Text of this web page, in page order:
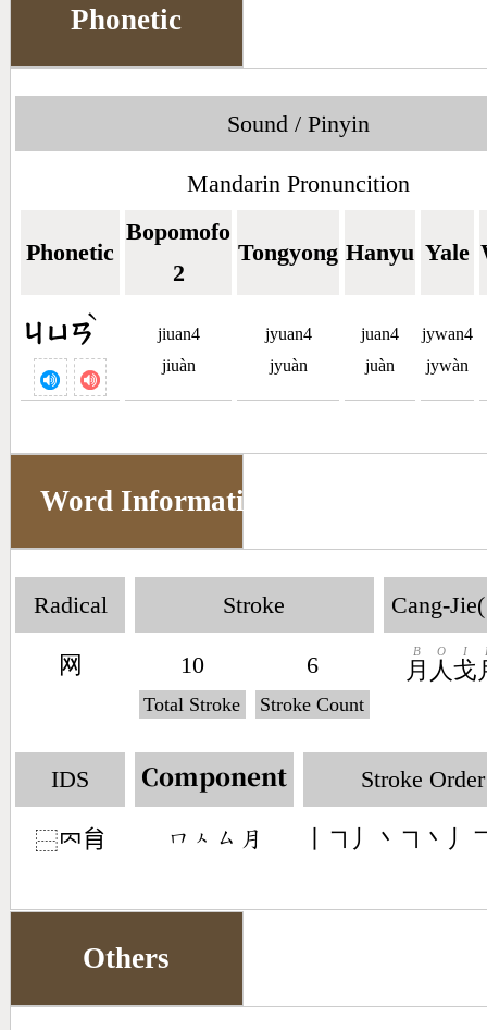
Phonetic
Sound / Pinyin
Mandarin Pronuncition
Phonetic
Bopomofo
2
Tongyong Hanyu Yale
ㄐㄩㄢ
ˋ
jiuan4
jiuàn
jyuan4
jyuàn
juan4
juàn
jywan4
jywàn
Word Information
Radical
网
Stroke
10
Total Stroke
6
Stroke Count
Cang-Jie(
月
B
人
O
戈
I
IDS
⿱𠔿䏍
Component
󶀨󶀮󶁗󶃭
Stroke Order
丨㇕丿丶㇕丶丿
Others